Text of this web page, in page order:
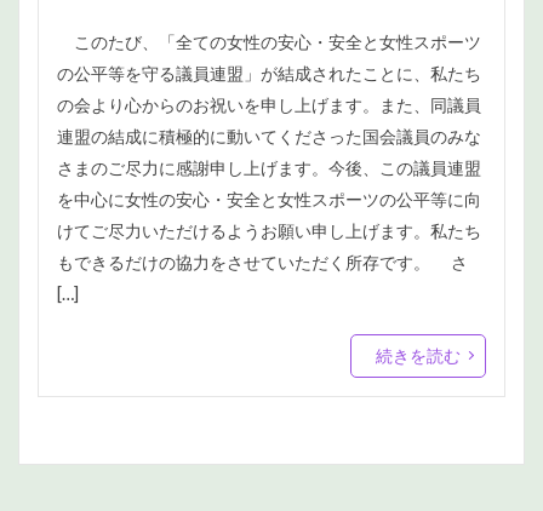
このたび、「全ての女性の安心・安全と女性スポーツ
の公平等を守る議員連盟」が結成されたことに、私たち
の会より心からのお祝いを申し上げます。また、同議員
連盟の結成に積極的に動いてくださった国会議員のみな
さまのご尽力に感謝申し上げます。今後、この議員連盟
を中心に女性の安心・安全と女性スポーツの公平等に向
けてご尽力いただけるようお願い申し上げます。私たち
もできるだけの協力をさせていただく所存です。 さ
[…]
続きを読む